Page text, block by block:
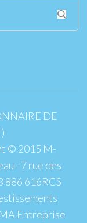
DE
© 2015 M-
- 7 rue des
886 616RCS
Entreprise